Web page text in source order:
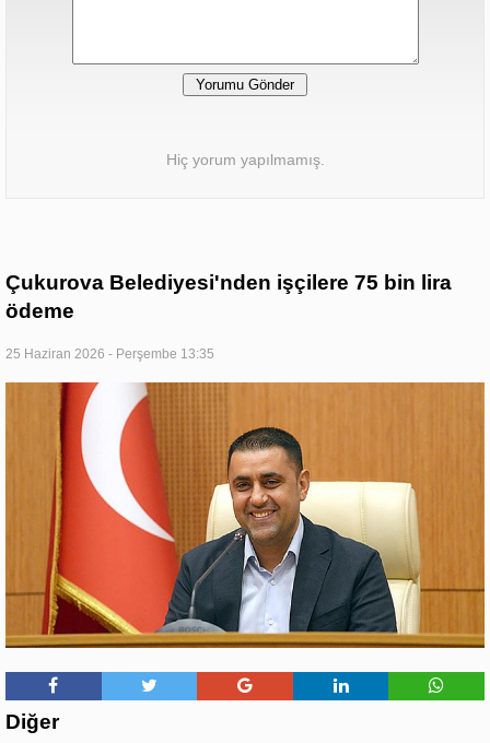
Hiç yorum yapılmamış.
Çukurova Belediyesi'nden işçilere 75 bin lira
ödeme
25 Haziran 2026 - Perşembe 13:35
Diğer